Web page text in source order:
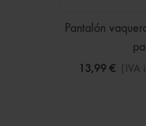
Pantalón
13,99 € (IVA